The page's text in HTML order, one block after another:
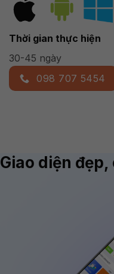
Thời gian thực hiện
30-45 ngày
098 707 5454
Giao diện